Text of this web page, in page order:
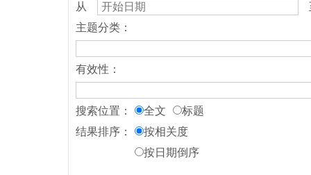
从
主题分类：
有效性：
搜索位置： 全文
标题
结果排序：
按相关度
按日期倒序